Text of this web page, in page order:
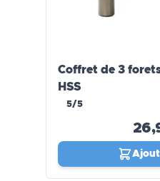
Coffret de 3
HSS
5/5